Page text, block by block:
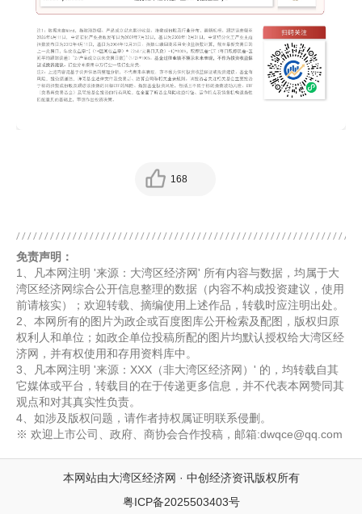
168
免责声明：
1、凡本网注明 '来源：大湾区经济网' 所有内容与数据，均属于大
湾区经济网综合公开信息整理的数据（内容不构成投资建议，使用
前请核实）；欢迎转载、摘编使用上述作品，转载时应注明出处。
2、本网所有的图片为政企或百度图库公开检索及配图，版权归原
权利人和单位；如政企单位投稿所配的图片均默认授权给大湾区经
济网，并有权使用和存用资料库中。
3、凡本网注明 '来源：XXX（非大湾区经济网）' 的，均转载自其
它媒体或平台，转载目的在于传递更多信息，并不代表本网赞同其
观点和对其真实性负责。
4、如涉及版权问题，请作者持权属证明联系侵删。
※ 欢迎上市公司、政府、商协会合作投稿，邮箱:dwqce@qq.com
本网站由大湾区经济网 · 中创经济资讯版权所有
粤ICP备2025503403号